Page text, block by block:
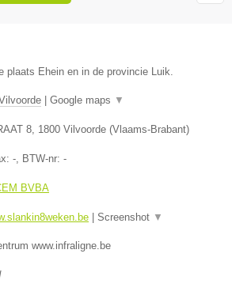
plaats Ehein en in de provincie Luik.
Google maps ▼
8, 1800 Vilvoorde (Vlaams-Brabant)
-, BTW-nr: -
BVBA
Screenshot ▼
www.infraligne.be